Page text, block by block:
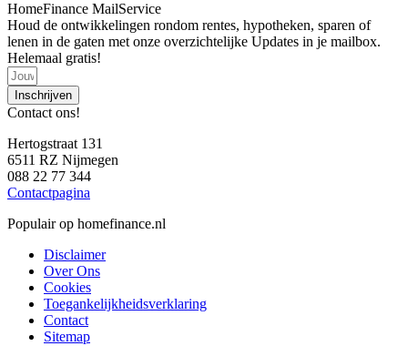
HomeFinance MailService
Houd de ontwikkelingen rondom rentes, hypotheken, sparen of
lenen in de gaten met onze overzichtelijke Updates in je mailbox.
Helemaal gratis!
Inschrijven
Contact ons!
Hertogstraat 131
6511 RZ Nijmegen
088 22 77 344
Contactpagina
Populair op homefinance.nl
Disclaimer
Over Ons
Cookies
Toegankelijkheidsverklaring
Contact
Sitemap